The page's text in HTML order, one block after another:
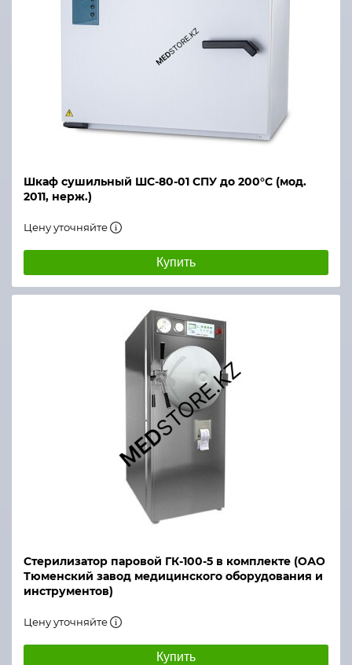
Шкаф сушильный ШС-80-01 СПУ до 200°С (мод.
2011, нерж.)
Цену уточняйте
Купить
Стерилизатор паровой ГК-100-5 в комплекте (ОАО
Тюменский завод медицинского оборудования и
инструментов)
Цену уточняйте
Купить